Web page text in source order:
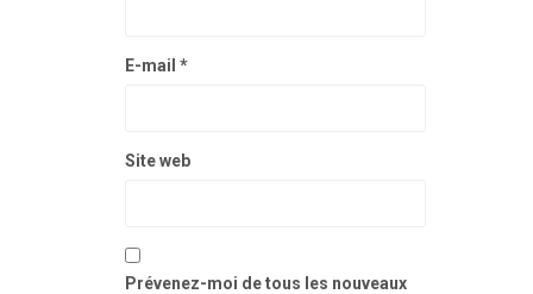
E-mail *
Site web
Prévenez-moi de tous les nouveaux